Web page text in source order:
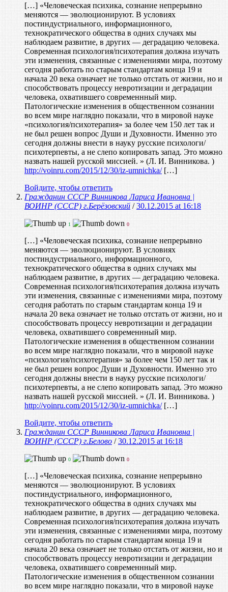
[…] «Человеческая психика, сознание непрерывно
меняются — эволюционируют. В условиях
постиндустриального, информационного,
технократического общества в одних случаях мы
наблюдаем развитие, в других — деградацию человека.
Современная психология/психотерапия должна изучать
эти изменения, связанные с изменениями мира, поэтому
сегодня работать по старым стандартам конца 19 и
начала 20 века означает не только отстать от жизни, но и
способствовать процессу невротизации и деградации
человека, охватившего современнный мир.
Патологические изменения в общественном сознании
во всем мире наглядно показали, что в мировой науке
«психология/психотерапия» за более чем 150 лет так и
не был решен вопрос Души и Духовности. Именно это
сегодня должны внести в науку русские психологи/
психотерпевты, а не слепо копировать запад. Это можно
назвать нашей русской миссией. » (Л. И. Винникова. )
http://voinru.com/2015/12/30/iz-umnichka/[…]
Войдите, чтобы ответить
Гражданин СССР Винникова Лариса Ивановна |
ВОИНР (СССР) г.Берёзовский /30.12.2015 at 16:18
1 0
[…] «Человеческая психика, сознание непрерывно
меняются — эволюционируют. В условиях
постиндустриального, информационного,
технократического общества в одних случаях мы
наблюдаем развитие, в других — деградацию человека.
Современная психология/психотерапия должна изучать
эти изменения, связанные с изменениями мира, поэтому
сегодня работать по старым стандартам конца 19 и
начала 20 века означает не только отстать от жизни, но и
способствовать процессу невротизации и деградации
человека, охватившего современнный мир.
Патологические изменения в общественном сознании
во всем мире наглядно показали, что в мировой науке
«психология/психотерапия» за более чем 150 лет так и
не был решен вопрос Души и Духовности. Именно это
сегодня должны внести в науку русские психологи/
психотерпевты, а не слепо копировать запад. Это можно
назвать нашей русской миссией. » (Л. И. Винникова. )
http://voinru.com/2015/12/30/iz-umnichka/[…]
Войдите, чтобы ответить
Гражданин СССР Винникова Лариса Ивановна |
ВОИНР (СССР) г.Белово /30.12.2015 at 16:18
0 0
[…] «Человеческая психика, сознание непрерывно
меняются — эволюционируют. В условиях
постиндустриального, информационного,
технократического общества в одних случаях мы
наблюдаем развитие, в других — деградацию человека.
Современная психология/психотерапия должна изучать
эти изменения, связанные с изменениями мира, поэтому
сегодня работать по старым стандартам конца 19 и
начала 20 века означает не только отстать от жизни, но и
способствовать процессу невротизации и деградации
человека, охватившего современнный мир.
Патологические изменения в общественном сознании
во всем мире наглядно показали, что в мировой науке